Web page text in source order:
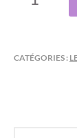
CATÉGORIES :